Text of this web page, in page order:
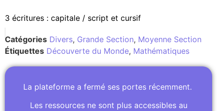
3 écritures : capitale / script et cursif
Catégories Divers, Grande Section, Moyenne Section
Étiquettes Découverte du Monde, Mathématiques
La plateforme a fermé ses portes récemment.
Les ressources ne sont plus accessibles au